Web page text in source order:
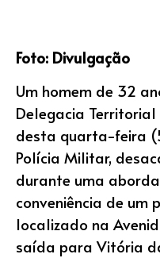
Foto: Divulgação
Um homem de 32
Delegacia
desta quarta-feira
Polícia Militar,
durante uma
conveniência de um
localizado na
saída para Vitória